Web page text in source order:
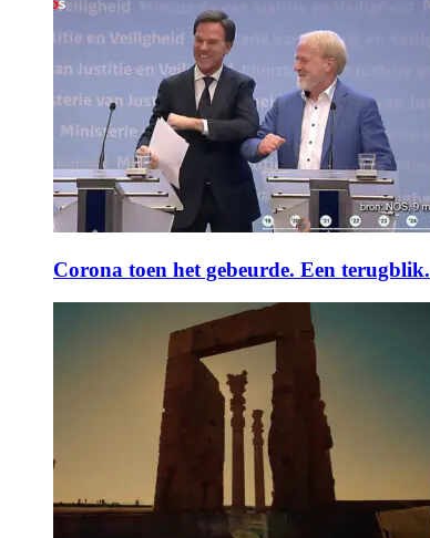
Corona toen het gebeurde. Een terugblik.